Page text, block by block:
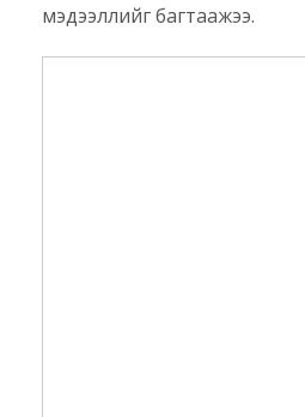
мэдээллийг багтаажээ.